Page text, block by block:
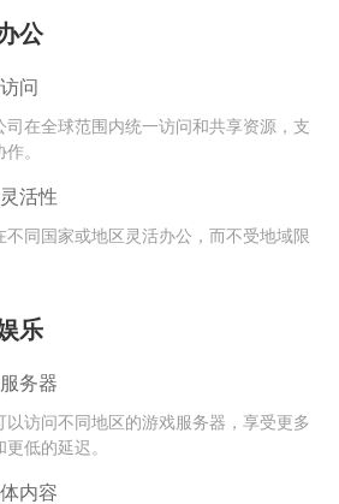
公
问
司在全球范围内统一访问和共享资源，支
。
活性
不同国家或地区灵活办公，而不受地域限
乐
务器
以访问不同地区的游戏服务器，享受更多
低的延迟。
内容